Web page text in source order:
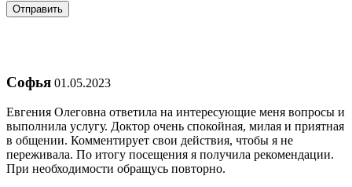
Софья 01.05.2023
Евгения Олеговна ответила на интересующие меня вопросы и
выполнила услугу. Доктор очень спокойная, милая и приятная
в общении. Комментирует свои действия, чтобы я не
переживала. По итогу посещения я получила рекомендации.
При необходимости обращусь повторно.